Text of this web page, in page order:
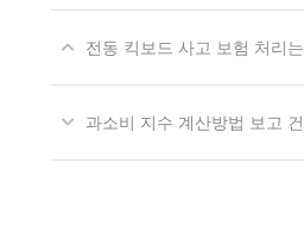
전동 킥보드 사고 보험 처리
과소비 지수 계산방법 보고